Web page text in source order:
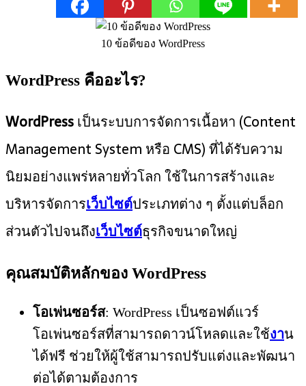
10 ข้อดีของ WordPress
WordPress คืออะไร?
WordPressเป็นระบบการจัดการเนื้อหา (Content
Management System หรือ CMS) ที่ได้รับความ
นิยมอย่างแพร่หลายทั่วโลก ใช้ในการสร้างและ
บริหารจัดการเว็บไซต์ประเภทต่าง ๆ ตั้งแต่บล็อก
ส่วนตัวไปจนถึงเว็บไซต์ธุรกิจขนาดใหญ่
คุณสมบัติหลักของ WordPress
โอเพ่นซอร์ส: WordPress เป็นซอฟต์แวร์
โอเพ่นซอร์สที่สามารถดาวน์โหลดและใช้งาน
ได้ฟรี ช่วยให้ผู้ใช้สามารถปรับแต่งและพัฒนา
ต่อได้ตามต้องการ